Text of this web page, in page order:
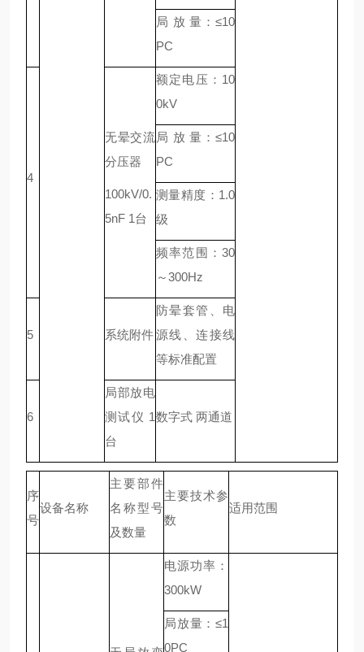
局 放 量：≤10
PC
4
无晕交流
分压器
100kV/0.
5nF 1台
额定电压：10
0kV
局 放 量：≤10
PC
测量精度：1.0
级
频率范围：30
～300Hz
5 系统附件
防晕套管、电
源线、连接线
等标准配置
6
局部放电
测试仪 1
台
数字式 两通道
序
号
设备名称
主要部件
名称型号
及数量
主要技术参
数
适用范围
电源功率：
300kW
局放量：≤1
0PC